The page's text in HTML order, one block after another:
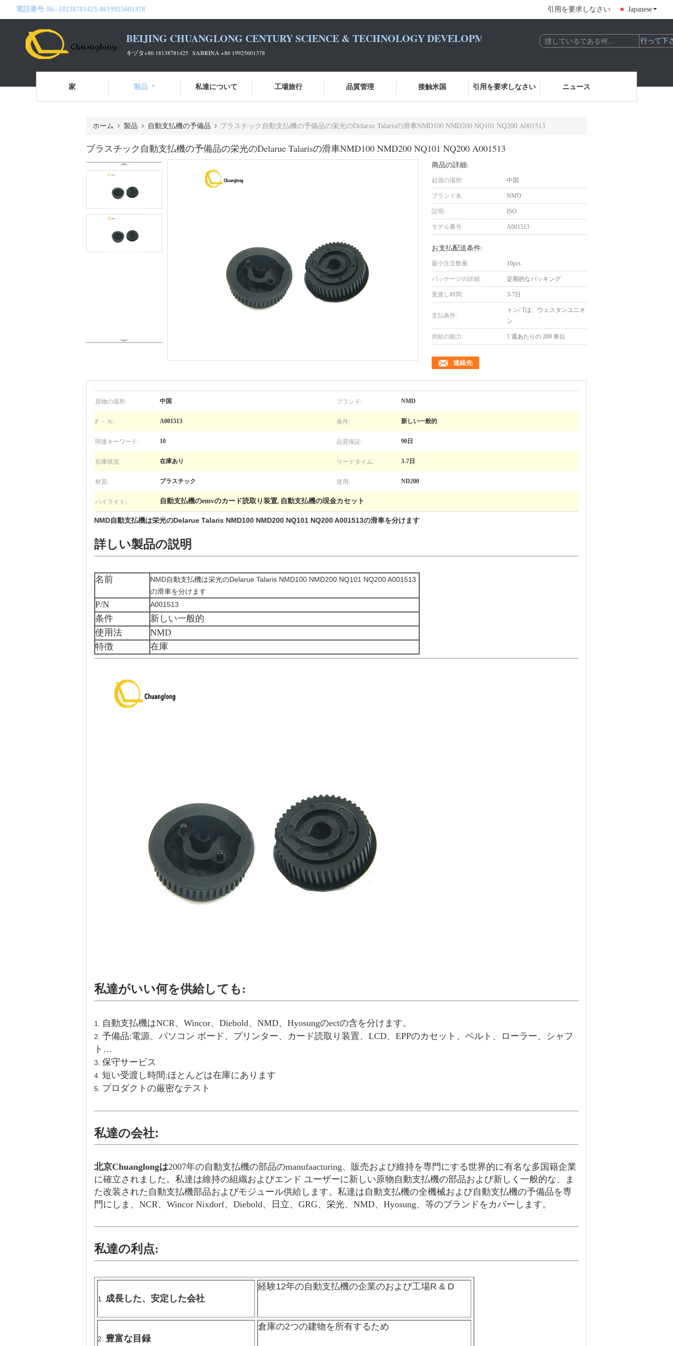
電話番号:86--18138781425-8619925601378 引用を要求しなさい Japanese
BEIJING CHUANGLONG CENTURY SCIENCE & TECHNOLOGY DEVELOPMENT CO., LTD.
キヅタ+86 18138781425 SABRINA +86 19925601378
家 製品 私達について 工場旅行 品質管理 接触米国 引用を要求しなさい ニュース
ホーム 製品 自動支払機の予備品 プラスチック自動支払機の予備品の栄光のDelarue Talarisの滑車NMD100 NMD200 NQ101 NQ200 A001513
プラスチック自動支払機の予備品の栄光のDelarue Talarisの滑車NMD100 NMD200 NQ101 NQ200 A001513
商品の詳細:
起源の場所: 中国
ブランド名: NMD
証明: ISO
モデル番号: A001513
お支払配送条件:
最小注文数量: 10pcs
パッケージの詳細: 定期的なパッキング
受渡し時間: 3-7日
支払条件:
トン/ Tは、ウェスタンユニオ
ン
供給の能力: 1 週あたりの 200 単位
連絡先
原物の場所: 中国 ブランド: NMD
P ・ N: A001513 条件: 新しい一般的
関連キーワード: 10 品質保証: 90日
在庫状況: 在庫あり リードタイム: 3-7日
材質: プラスチック 使用: ND200
ハイライト: 自動支払機のemvのカード読取り装置, 自動支払機の現金カセット
NMD自動支払機は栄光のDelarue Talaris NMD100 NMD200 NQ101 NQ200 A001513の滑車を分けます
詳しい製品の説明
名前
NMD自動支払機は栄光のDelarue Talaris NMD100 NMD200 NQ101 NQ200 A001513
の滑車を分けます
P/N A001513
条件
新しい一般的
使用法
NMD
特徴
在庫
私達がいい何を供給しても:
1. 自動支払機はNCR、Wincor、Diebold、NMD、Hyosungのectの含を分けます。
2. 予備品:電源、パソコン ボード、プリンター、カード読取り装置、LCD、EPPのカセット、ベルト、ローラー、シャフ
ト…
3. 保守サービス
4. 短い受渡し時間:ほとんどは在庫にあります
5. プロダクトの厳密なテスト
私達の会社:
北京Chuanglongは2007年の自動支払機の部品のmanufaacturing、販売および維持を専門にする世界的に有名な多国籍企業
に確立されました。私達は維持の組織およびエンド ユーザーに新しい原物自動支払機の部品および新しく一般的な、ま
た改装された自動支払機部品およびモジュール供給します。私達は自動支払機の全機械および自動支払機の予備品を専
門にしま、NCR、Wincor Nixdorf、Diebold、日立、GRG、栄光、NMD、Hyosung、等のブランドをカバーします。
私達の利点:
1. 成長した、安定した会社
経験12年の自動支払機の企業のおよび工場R & D
2. 豊富な目録
倉庫の2つの建物を所有するため